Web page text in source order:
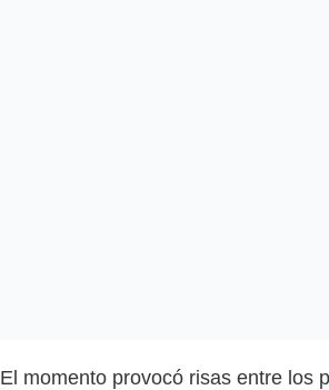
El momento provocó risas entre los